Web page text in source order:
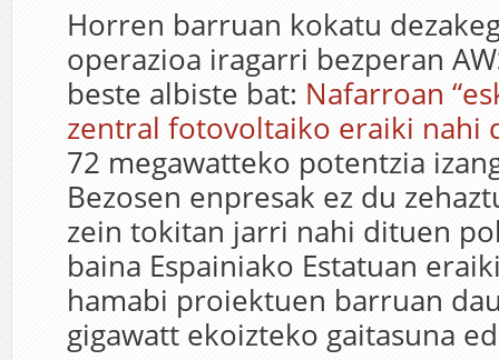
Horren barruan kokatu
operazioa iragarri bezperan
beste albiste bat: Nafarroan
zentral fotovoltaiko eraiki nahi
72 megawatteko potentzia
Bezosen enpresak ez du
zein tokitan jarri nahi dituen
baina Espainiako Estatuan
hamabi proiektuen barruan
gigawatt ekoizteko gaitasuna